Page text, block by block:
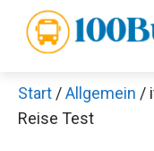
Inhalt
Start /Allgemein /
Reise Test